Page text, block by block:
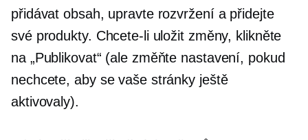
přidávat obsah, upravte rozvržení a přidejte
své produkty. Chcete-li uložit změny, klikněte
na „Publikovat“ (ale změňte nastavení, pokud
nechcete, aby se vaše stránky ještě
aktivovaly).